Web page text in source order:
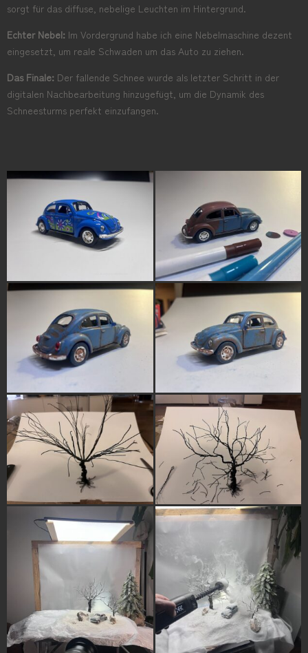
sorgt für das diffuse, nebelige Leuchten im Hintergrund.
Echter Nebel: Im Vordergrund habe ich eine Nebelmaschine dezent
eingesetzt, um reale Schwaden um das Auto zu ziehen.
Das Finale: Der fallende Schnee wurde als letzter Schritt in der
digitalen Nachbearbeitung hinzugefügt, um die Dynamik des
Schneesturms perfekt einzufangen.